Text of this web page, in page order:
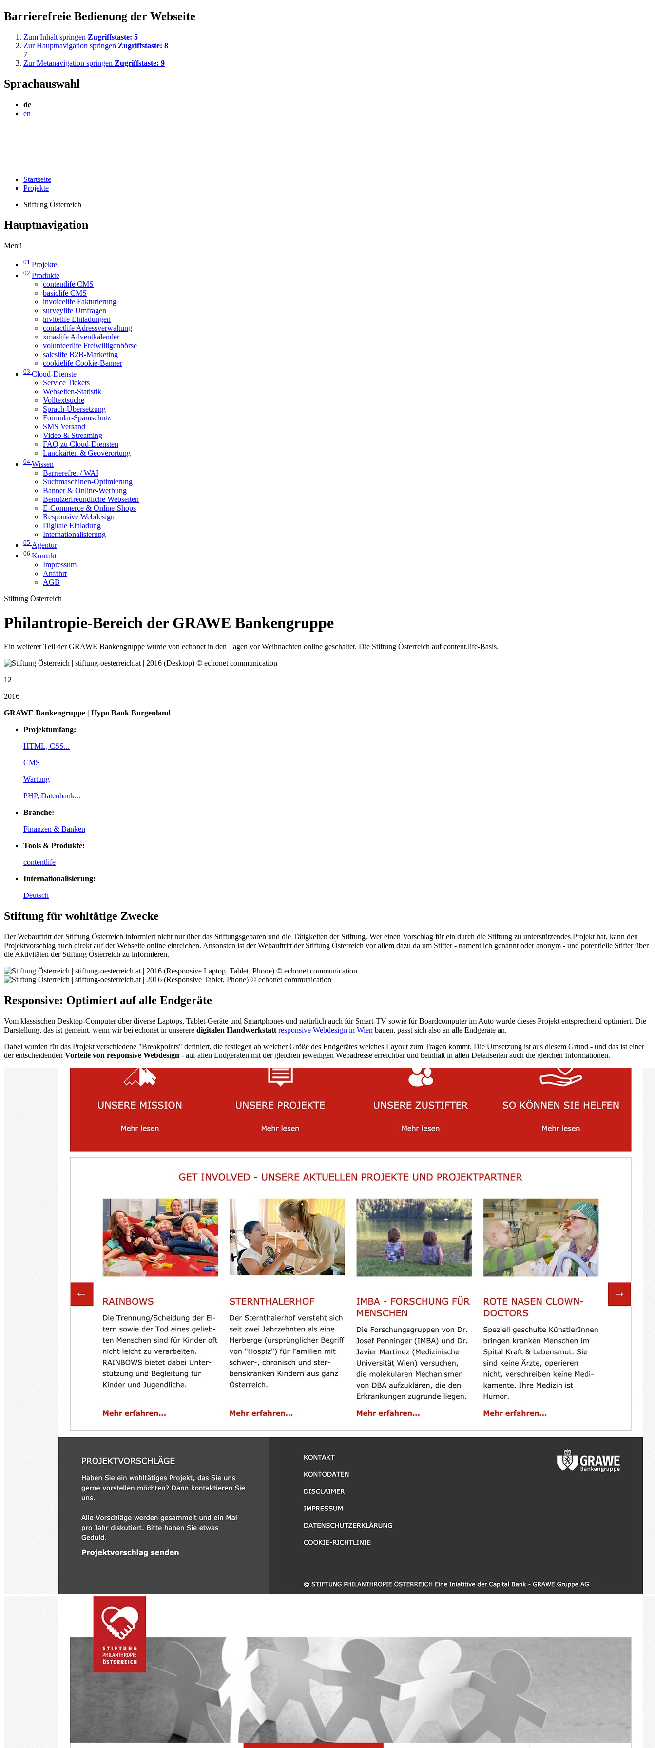
Barrierefreie Bedienung der Webseite
Zum Inhalt springen Zugriffstaste: 5
Zur Hauptnavigation springen Zugriffstaste: 8
7
Zur Metanavigation springen Zugriffstaste: 9
Sprachauswahl
de
en
Startseite
Projekte
Stiftung Österreich
Hauptnavigation
Menü
01 Projekte
02 Produkte
contentlife CMS
basiclife CMS
invoicelife Fakturierung
surveylife Umfragen
invitelife Einladungen
contactlife Adressverwaltung
xmaslife Adventkalender
volunteerlife Freiwilligenbörse
saleslife B2B-Marketing
cookielife Cookie-Banner
03 Cloud-Dienste
Service Tickets
Webseiten-Statistik
Volltextsuche
Sprach-Übersetzung
Formular-Spamschutz
SMS Versand
Video & Streaming
FAQ zu Cloud-Diensten
Landkarten & Geoverortung
04 Wissen
Barrierefrei / WAI
Suchmaschinen-Optimierung
Banner & Online-Werbung
Benutzerfreundliche Webseiten
E-Commerce & Online-Shops
Responsive Webdesign
Digitale Einladung
Internationalisierung
05 Agentur
06 Kontakt
Impressum
Anfahrt
AGB
Stiftung Österreich
Philantropie-Bereich der GRAWE Bankengruppe
Ein weiterer Teil der GRAWE Bankengruppe wurde von echonet in den Tagen vor Weihnachten online geschaltet. Die Stiftung Österreich auf content.life-Basis.
12
2016
GRAWE Bankengruppe | Hypo Bank Burgenland
Projektumfang:
HTML, CSS...
CMS
Wartung
PHP, Datenbank...
Branche:
Finanzen & Banken
Tools & Produkte:
contentlife
Internationalisierung:
Deutsch
Stiftung für wohltätige Zwecke
Der Webauftritt der Stiftung Österreich informiert nicht nur über das Stiftungsgebaren und die Tätigkeiten der Stiftung. Wer einen Vorschlag für ein durch die Stiftung zu unterstützendes Projekt hat, kann den
Projektvorschlag auch direkt auf der Webseite online einreichen. Ansonsten ist der Webauftritt der Stiftung Österreich vor allem dazu da um Stifter - namentlich genannt oder anonym - und potentielle Stifter über
die Aktivitäten der Stiftung Österreich zu informieren.
Responsive: Optimiert auf alle Endgeräte
Vom klassischen Desktop-Computer über diverse Laptops, Tablet-Geräte und Smartphones und natürlich auch für Smart-TV sowie für Boardcomputer im Auto wurde dieses Projekt entsprechend optimiert. Die
Darstellung, das ist gemeint, wenn wir bei echonet in unserere digitalen Handwerkstatt responsive Webdesign in Wien bauen, passt sich also an alle Endgeräte an.
Dabei wurden für das Projekt verschiedene "Breakpoints" definiert, die festlegen ab welcher Größe des Endgerätes welches Layout zum Tragen kommt. Die Umsetzung ist aus diesem Grund - und das ist einer
der entscheidenden Vorteile von responsive Webdesign - auf allen Endgeräten mit der gleichen jeweiligen Webadresse erreichbar und beinhält in allen Detailseiten auch die gleichen Informationen.